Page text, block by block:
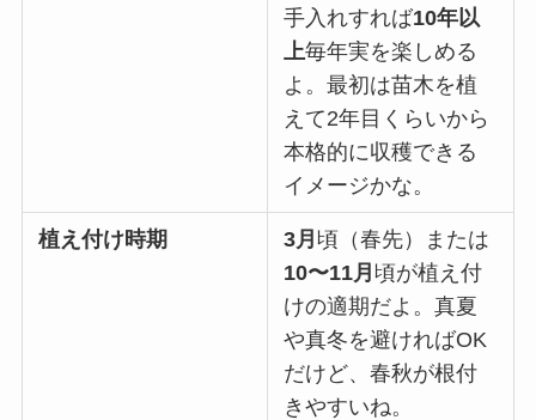
手入れすれば10年以
上毎年実を楽しめる
よ。最初は苗木を植
えて2年目くらいから
本格的に収穫できる
イメージかな。
植え付け時期 3月頃（春先）または
10〜11月頃が植え付
けの適期だよ。真夏
や真冬を避ければOK
だけど、春秋が根付
きやすいね。